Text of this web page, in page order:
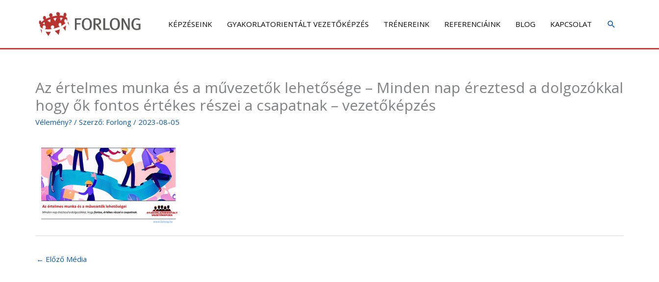
KÉPZÉSEINK GYAKORLATORIENTÁLT VEZETŐKÉPZÉS TRÉNEREINK REFERENCIÁINK BLOG KAPCSOLAT
Az értelmes munka és a művezetők lehetősége – Minden nap éreztesd a dolgozókkal
hogy ők fontos értékes részei a csapatnak – vezetőképzés
Vélemény? / Szerző: Forlong / 2023-08-05
← Előző Média